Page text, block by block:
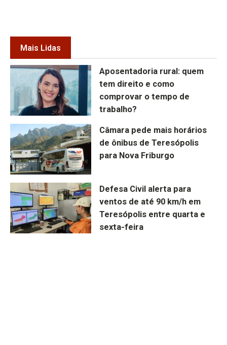
Mais Lidas
Aposentadoria rural: quem
tem direito e como
comprovar o tempo de
trabalho?
Câmara pede mais horários
de ônibus de Teresópolis
para Nova Friburgo
Defesa Civil alerta para
ventos de até 90 km/h em
Teresópolis entre quarta e
sexta-feira